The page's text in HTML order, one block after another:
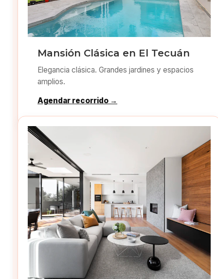
Mansión Clásica en El Tecuán
Elegancia clásica. Grandes jardines y espacios
amplios.
Agendar recorrido →